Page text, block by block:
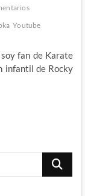
Youtube
fan de Karate
infantil de Rocky
Buscar